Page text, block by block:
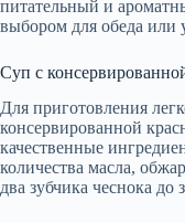
питательный и
выбором для обеда или
Суп с
Для приготовления
консервированной
качественные
количества масла,
два зубчика чеснока до